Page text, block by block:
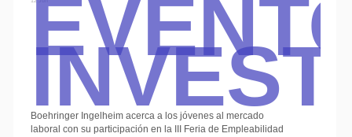
Boehringer Ingelheim acerca a los jóvenes al mercado
laboral con su participación en la III Feria de Empleabilidad